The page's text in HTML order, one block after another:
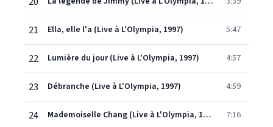
21 Ella, elle l'a (Live à L'Olympia, 1997) 5:47
22 Lumière du jour (Live à L'Olympia, 1997) 4:57
23 Débranche (Live à L'Olympia, 1997) 4:59
24 Mademoiselle Chang (Live à L'Olympia, 1997) 7:16